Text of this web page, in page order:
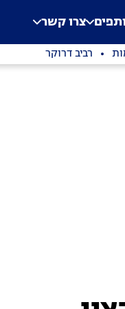
צרו קשר
רביב דרוקר